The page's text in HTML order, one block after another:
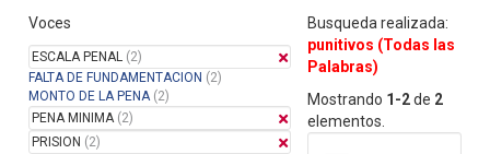
Manual del Usuario
Voces
ESCALA PENAL (2)
FALTA DE FUNDAMENTACION (2)
MONTO DE LA PENA(2)
PENA MINIMA(2)
PRISION (2)
Busqueda realizada:
punitivos (Todas las
Palabras)
Mostrando 1-2de 2
elementos.